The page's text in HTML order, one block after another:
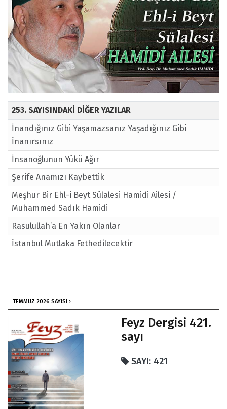
253. SAYISINDAKİ DİĞER YAZILAR
İnandığınız Gibi Yaşamazsanız Yaşadığınız Gibi
İnanırsınız
İnsanoğlunun Yükü Ağır
Şerife Anamızı Kaybettik
Meşhur Bir Ehl-i Beyt Sülalesi Hamidi Ailesi /
Muhammed Sadık Hamidi
Rasulullah’a En Yakın Olanlar
İstanbul Mutlaka Fethedilecektir
TEMMUZ 2026 SAYISI
Feyz Dergisi 421.
sayı
SAYI: 421